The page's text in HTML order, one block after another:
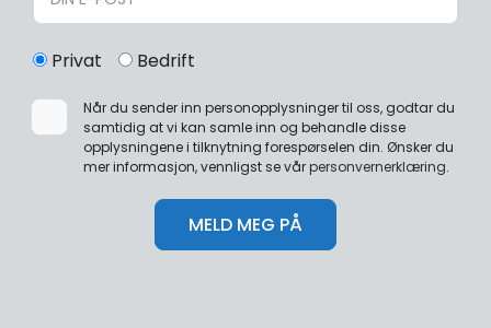
Privat Bedrift
Når du sender inn personopplysninger til oss, godtar du
samtidig at vi kan samle inn og behandle disse
opplysningene i tilknytning forespørselen din. Ønsker du
mer informasjon, vennligst se vårpersonvernerklæring.